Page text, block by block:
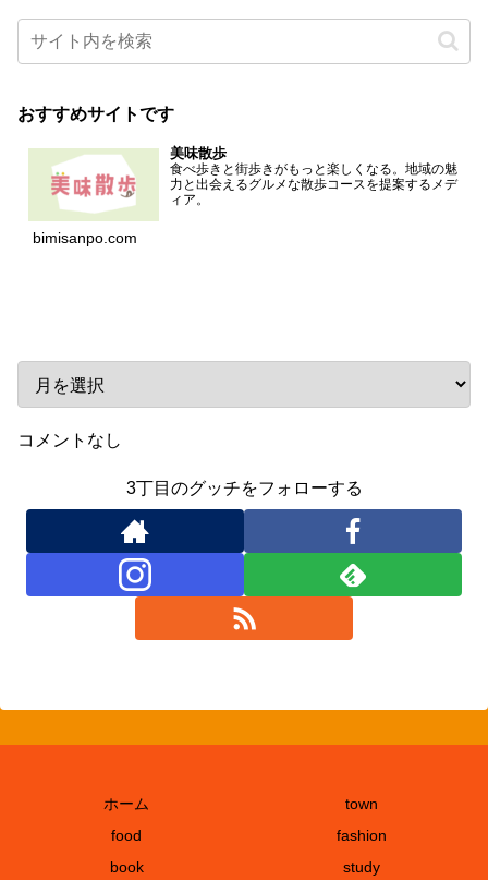
おすすめサイトです
美味散歩
食べ歩きと街歩きがもっと楽しくなる。地域の魅
力と出会えるグルメな散歩コースを提案するメデ
ィア。
bimisanpo.com
コメントなし
3丁目のグッチをフォローする
ホーム
town
food
fashion
book
study